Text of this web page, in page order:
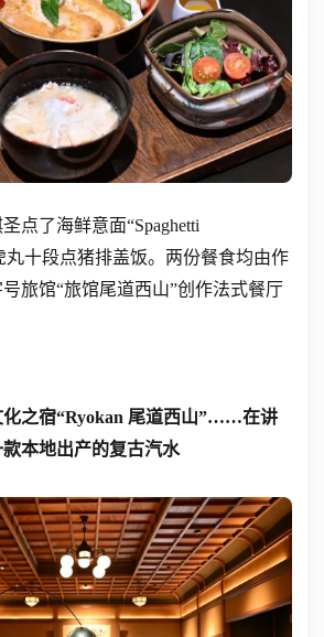
点了海鲜意面“Spaghetti
丸十段点猪排盖饭。两份餐食均由作
旅馆“旅馆尾道西山”创作法式餐厅
化之宿“Ryokan 尾道西山”……在讲
本地出产的复古汽水